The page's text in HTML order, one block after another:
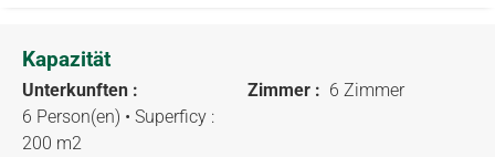
Kapazität
Unterkunften :
6 Person(en) • Superficy :
200 m2
Zimmer : 6 Zimmer